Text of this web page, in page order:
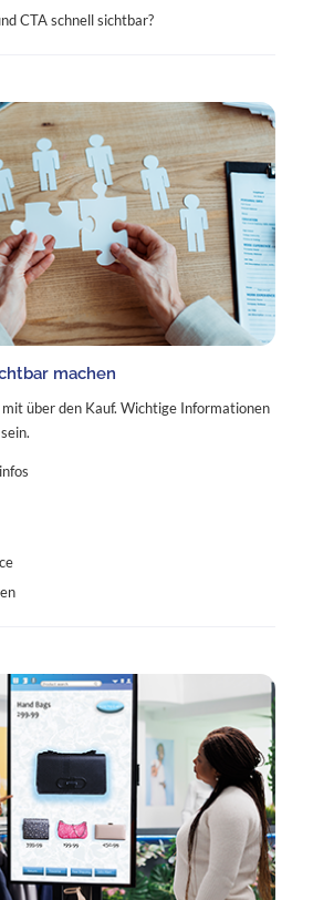
CTA schnell sichtbar?
machen
über den Kauf. Wichtige Informationen